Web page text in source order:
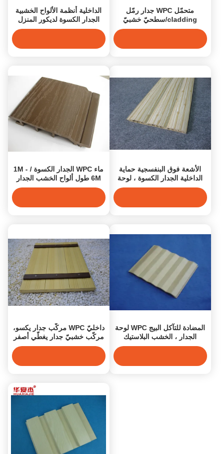
متحمّل WPC جدار رمّل
cladding/سطحيّ خشبيّ
داخليّ جدار cladding
الداخلية أنظمة الألواح الخشبية
الجدار الكسوة لديكور المنزل
الأشعة فوق البنفسجية حماية
الداخلية الجدار الكسوة ، لوحة
سقف مقاومة للماء للسور
ماء WPC الجدار الكسوة / 1M -
6M طول ألواح الخشب الجدار
المضادة للتآكل البيج WPC لوحة
الجدار ، الخشب البلاستيك
المركب جدار الكسوة
داخليّ WPC مركّب جدار يكسو،
مركّب خشبيّ جدار يغطّي أصفر